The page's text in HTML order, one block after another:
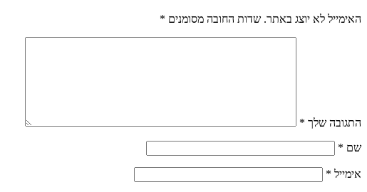
האימייל לא יוצג באתר. שדות החובה מסומנים *
התגובה שלך *
שם *
אימייל *